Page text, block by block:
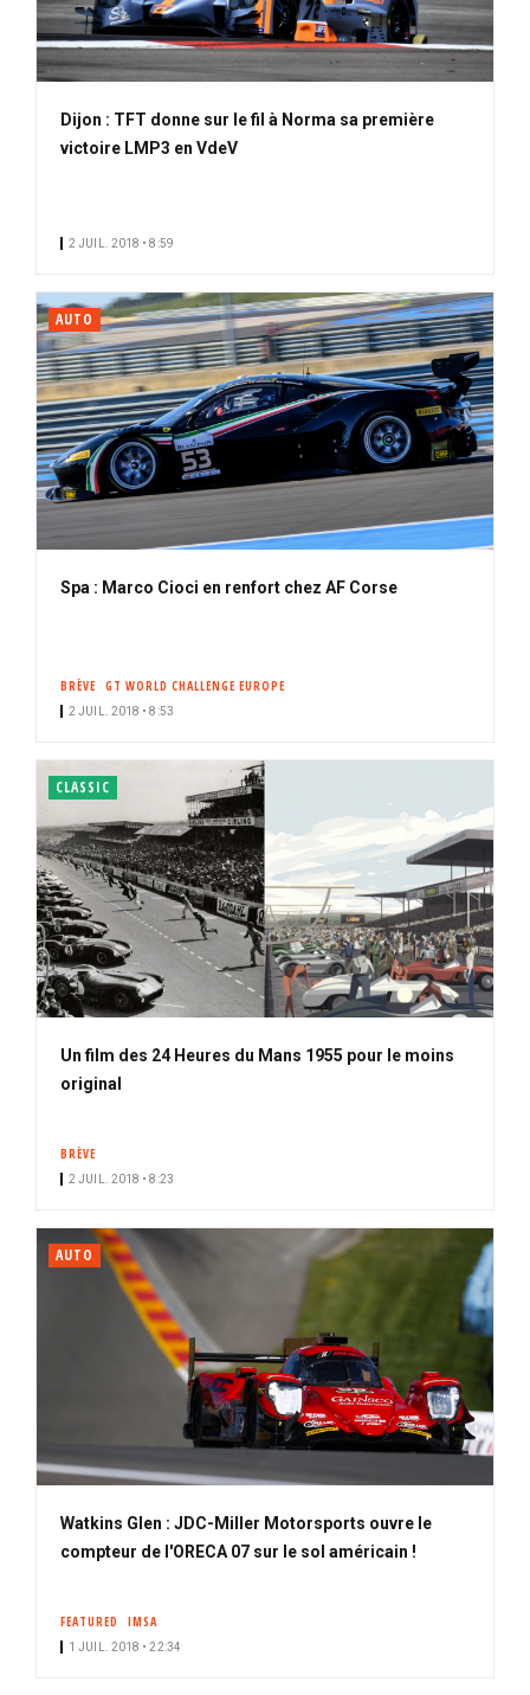
Dijon : TFT donne sur le fil à Norma sa première
victoire LMP3 en VdeV
2 JUIL. 2018 • 8:59
AUTO
Spa : Marco Cioci en renfort chez AF Corse
BRÈVE GT WORLD CHALLENGE EUROPE
2 JUIL. 2018 • 8:53
CLASSIC
Un film des 24 Heures du Mans 1955 pour le moins
original
BRÈVE
2 JUIL. 2018 • 8:23
AUTO
Watkins Glen : JDC-Miller Motorsports ouvre le
compteur de l'ORECA 07 sur le sol américain !
FEATURED IMSA
1 JUIL. 2018 • 22:34